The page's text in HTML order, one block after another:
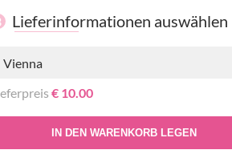
Lieferinformationen auswählen
Vienna
€ 10.00
IN DEN WARENKORB LEGEN